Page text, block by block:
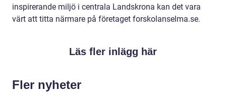
inspirerande miljö i centrala Landskrona kan det vara
värt att titta närmare på företaget forskolanselma.se.
Läs fler inlägg här
Fler nyheter